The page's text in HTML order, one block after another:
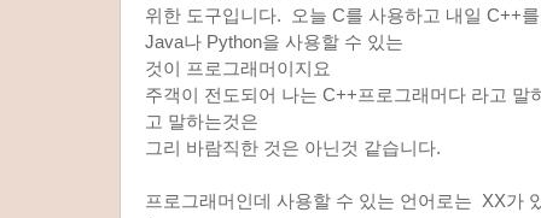
위한 도구입니다. 오늘 C를 사용하고 내일 C++
Java나 Python을 사용할 수 있는
것이 프로그래머이지요
주객이 전도되어 나는 C++프로그래머다 라고 말
고 말하는것은
그리 바람직한 것은 아닌것 같습니다.
프로그래머인데 사용할 수 있는 언어로는 XX가